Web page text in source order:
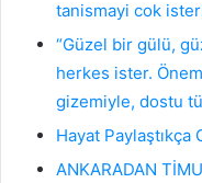
tanismayi cok
“Güzel bir gülü,
herkes ister.
gizemiyle, dostu
Hayat Paylaştıkça
ANKARADAN
Ankara Arkadaşlık
15